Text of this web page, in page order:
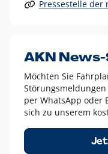
Alle anderen Logo-
Diese Ausnahmen sind
dem AKN Blau,
weißes Logo
schwarzes Logo
Um das Logo herum
Höhe bzw. Breite des
Pressestelle der
AKN
Möchten Sie
per WhatsApp oder
sich zu unserem